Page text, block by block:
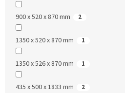
900 x 520 x 870 mm 2
1350 x 520 x 870 mm 1
1350 x 526 x 870 mm 1
435 x 500 x 1833 mm 2